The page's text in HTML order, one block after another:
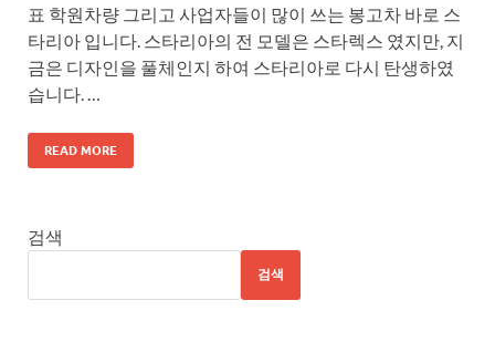
표 학원차량 그리고 사업자들이 많이 쓰는 봉고차 바로 스
타리아 입니다. 스타리아의 전 모델은 스타렉스 였지만, 지
금은 디자인을 풀체인지 하여 스타리아로 다시 탄생하였
습니다. …
READ MORE
검색
검색